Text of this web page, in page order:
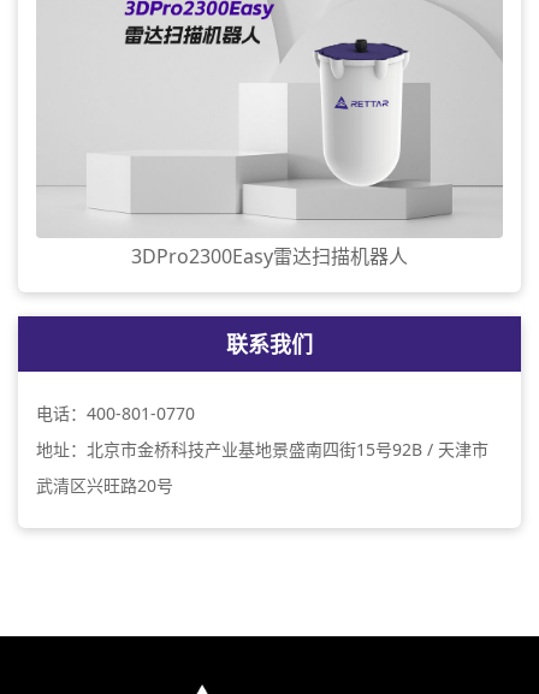
3DPro2300Easy雷达扫描机器人
联系我们
电话：400-801-0770
地址：北京市金桥科技产业基地景盛南四街15号92B / 天津市
武清区兴旺路20号